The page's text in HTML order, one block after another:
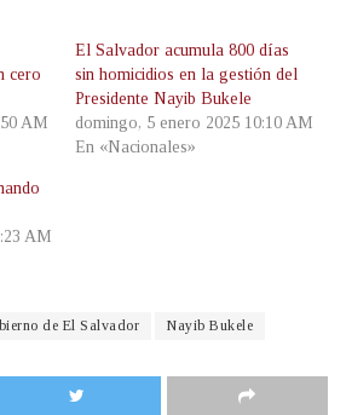
cero
AM
El Salvador acumula 800 días
sin homicidios en la gestión del
Presidente Nayib Bukele
domingo, 5 enero 2025 10:10 AM
En «Nacionales»
AM
de El Salvador Nayib Bukele